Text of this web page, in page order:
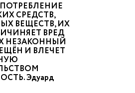
СРЕДСТВ,
ВЕЩЕСТВ, ИХ
ВРЕД
НЕЗАКОННЫЙ
И ВЛЕЧЕТ
Эдуард